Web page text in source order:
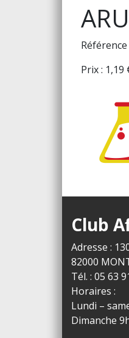
Prix : 1,19
Club
Adresse :
82000
Tél. : 05 63
Horaires :
Lundi –
Dimanche